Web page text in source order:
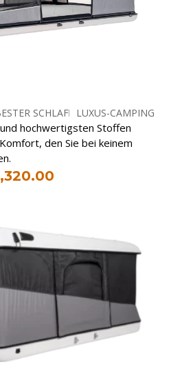
SCHLAF
LUXUS-CAMPING
hochwertigsten Stoffen
den Sie bei keinem